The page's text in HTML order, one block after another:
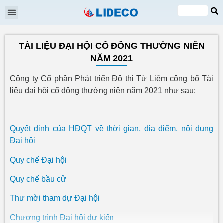
VI
EN
TÀI LIỆU ĐẠI HỘI CỔ ĐÔNG THƯỜNG NIÊN
NĂM 2021
Công ty Cổ phần Phát triển Đô thị Từ Liêm công bố Tài
liệu đại hội cổ đông thường niên năm 2021 như sau:
Quyết định của HĐQT về thời gian, địa điểm, nội dung
Đại hội
Quy chế Đại hội
Quy chế bầu cử
Thư mời tham dự Đại hội
Chương trình Đại hội dự kiến